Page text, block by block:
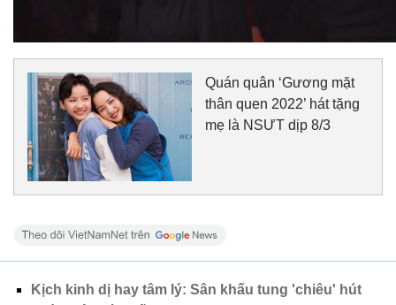
Quán quân ‘Gương mặt
thân quen 2022’ hát tặng
mẹ là NSƯT dịp 8/3
Kịch kinh dị hay tâm lý: Sân khấu tung 'chiêu' hút